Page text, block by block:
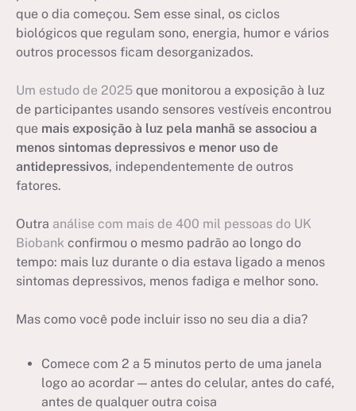
que o dia começou. Sem esse sinal, os ciclos
biológicos que regulam sono, energia, humor e vários
outros processos ficam desorganizados.
Um estudo de 2025 que monitorou a exposição à luz
de participantes usando sensores vestíveis encontrou
que mais exposição à luz pela manhã se associou a
menos sintomas depressivos e menor uso de
antidepressivos, independentemente de outros
fatores.
Outra análise com mais de 400 mil pessoas do UK
Biobank confirmou o mesmo padrão ao longo do
tempo: mais luz durante o dia estava ligado a menos
sintomas depressivos, menos fadiga e melhor sono.
Mas como você pode incluir isso no seu dia a dia?
Comece com 2 a 5 minutos perto de uma janela
logo ao acordar — antes do celular, antes do café,
antes de qualquer outra coisa